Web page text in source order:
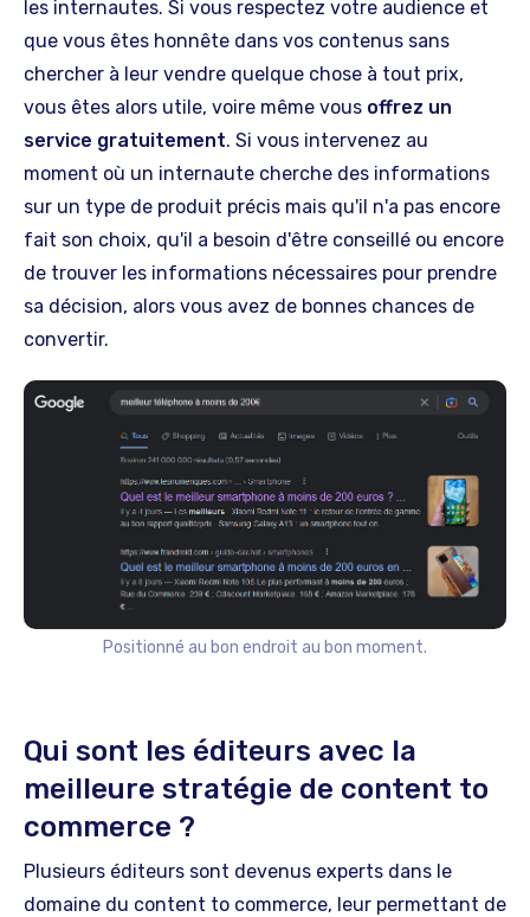
les internautes. Si vous respectez votre audience et
que vous êtes honnête dans vos contenus sans
chercher à leur vendre quelque chose à tout prix,
vous êtes alors utile, voire même vous offrez un
service gratuitement. Si vous intervenez au
moment où un internaute cherche des informations
sur un type de produit précis mais qu'il n'a pas encore
fait son choix, qu'il a besoin d'être conseillé ou encore
de trouver les informations nécessaires pour prendre
sa décision, alors vous avez de bonnes chances de
convertir.
Positionné au bon endroit au bon moment.
Qui sont les éditeurs avec la
meilleure stratégie de content to
commerce ?
Plusieurs éditeurs sont devenus experts dans le
domaine du content to commerce, leur permettant de